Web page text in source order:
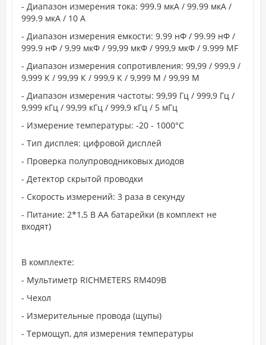
- Диапазон измерения тока: 999.9 мкА / 99.99 мкА /
999.9 мкА / 10 A
- Диапазон измерения емкости: 9.99 нФ / 99.99 нФ /
999.9 нФ / 9,99 мкФ / 99,99 мкФ / 999,9 мкФ / 9.999 MF
- Диапазон измерения сопротивления: 99,99 / 999,9 /
9,999 К / 99,99 К / 999,9 К / 9,999 М / 99,99 М
- Диапазон измерения частоты: 99,99 Гц / 999,9 Гц /
9,999 кГц / 99,99 кГц / 999,9 кГц / 5 мГц
- Измерение температуры: -20 - 1000°С
- Тип дисплея: цифровой дисплей
- Проверка полупроводниковых диодов
- Детектор скрытой проводки
- Скорость измерений: 3 раза в секунду
- Питание: 2*1,5 В AA батарейки (в комплект не
входят)
В комплекте:
- Мультиметр RICHMETERS RM409B
- Чехол
- Измерительные провода (щупы)
- Термощуп, для измерения температуры